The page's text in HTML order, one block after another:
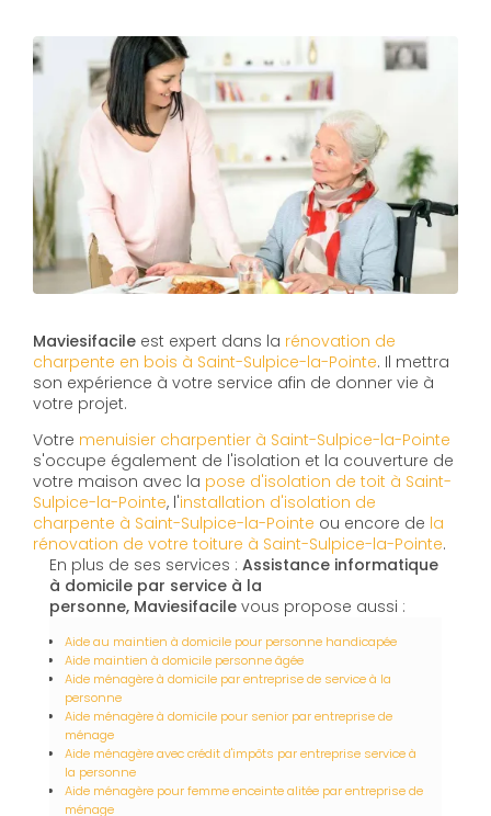
Maviesifacile est expert dans la rénovation de
charpente en bois à Saint-Sulpice-la-Pointe. Il mettra
son expérience à votre service afin de donner vie à
votre projet.
Votre menuisier charpentier à Saint-Sulpice-la-Pointe
s'occupe également de l'isolation et la couverture de
votre maison avec la pose d'isolation de toit à Saint-
Sulpice-la-Pointe, l'installation d'isolation de
charpente à Saint-Sulpice-la-Pointe ou encore de la
rénovation de votre toiture à Saint-Sulpice-la-Pointe.
En plus de ses services : Assistance informatique
à domicile par service à la
personne, Maviesifacile vous propose aussi :
Aide au maintien à domicile pour personne handicapée
Aide maintien à domicile personne âgée
Aide ménagère à domicile par entreprise de service à la
personne
Aide ménagère à domicile pour senior par entreprise de
ménage
Aide ménagère avec crédit d'impôts par entreprise service à
la personne
Aide ménagère pour femme enceinte alitée par entreprise de
ménage